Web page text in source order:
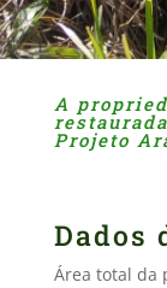
A
Projeto
Dados
Área total da